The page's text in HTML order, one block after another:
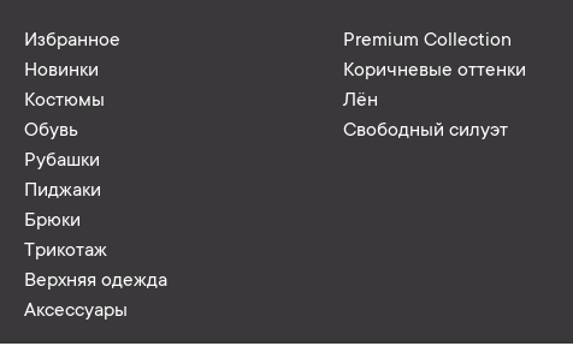
Избранное
Новинки
Костюмы
Обувь
Рубашки
Пиджаки
Брюки
Трикотаж
Верхняя одежда
Аксессуары
Premium Collection
Коричневые оттенки
Лён
Свободный силуэт